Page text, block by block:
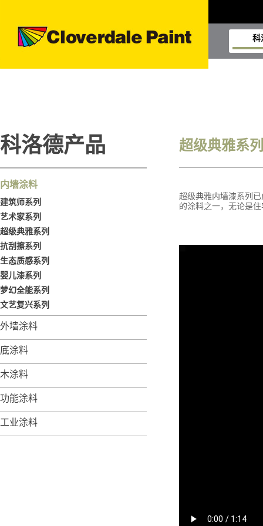
科
超级典雅系列
超级典雅内墙漆系列
的涂料之一，无论是
科洛德产品
内墙涂料
建筑师系列
艺术家系列
超级典雅系列
抗刮擦系列
生态质感系列
婴儿漆系列
梦幻全能系列
文艺复兴系列
外墙涂料
底涂料
木涂料
功能涂料
工业涂料